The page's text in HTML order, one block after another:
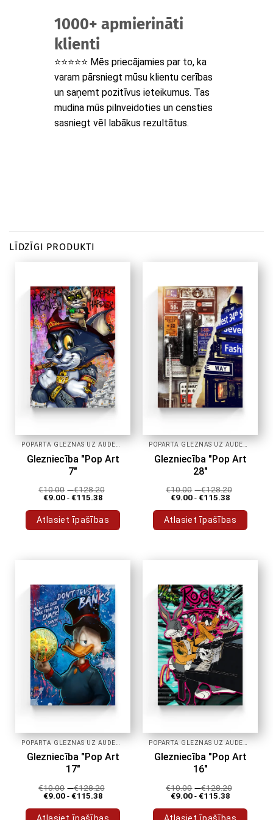
1000+ apmierināti
klienti
⭐⭐⭐⭐⭐ Mēs priecājamies par to, ka
varam pārsniegt mūsu klientu cerības
un saņemt pozitīvus ieteikumus. Tas
mudina mūs pilnveidoties un censties
sasniegt vēl labākus rezultātus.
LĪDZĪGI PRODUKTI
Glezniecība "Pop Art
7"
€10.00 -€128.20
€9.00-€115.38
Atlasiet īpašības
varianti.
Variantus
var
izvēlēties
produkta
lapā
Glezniecība "Pop Art
28"
€10.00 -€128.20
€9.00-€115.38
Atlasiet īpašības
varianti.
Variantus
var
izvēlēties
produkta
lapā
Glezniecība "Pop Art
17"
€10.00 -€128.20
€9.00-€115.38
Atlasiet īpašības
Glezniecība "Pop Art
16"
€10.00 -€128.20
€9.00-€115.38
Atlasiet īpašības